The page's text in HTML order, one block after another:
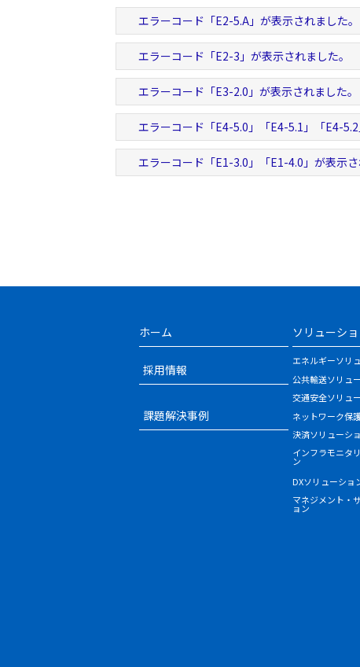
エラーコード「E2-5.A」が表示されました。
エラーコード「E2-3」が表示されました。
エラーコード「E3-2.0」が表示されました。
エラーコード「E4-5.0」「E4-5.1」「E4-
エラーコード「E1-3.0」「E1-4.0」が表示さ
ホーム
採用情報
課題解決事例
ソリューシ
エネルギーソリ
公共輸送ソリュ
交通安全ソリュ
ネットワーク保
決済ソリューシ
インフラモニタ
ン
DXソリューショ
マネジメント・
ョン